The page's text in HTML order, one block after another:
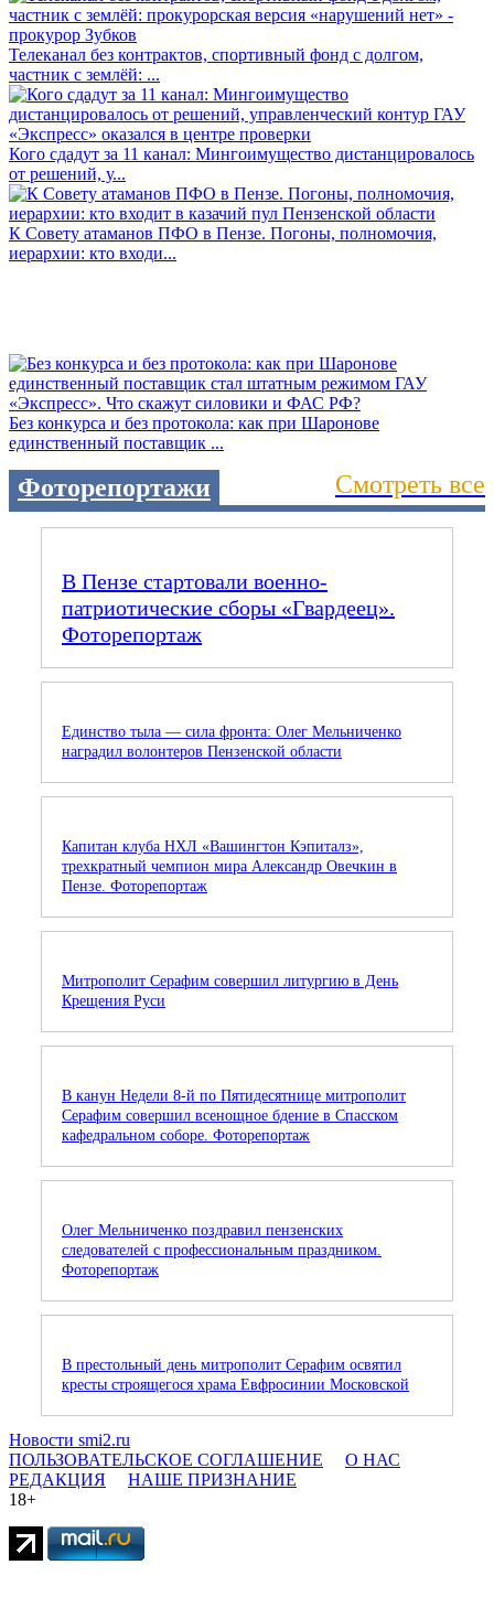
Телеканал без контрактов, спортивный фонд с долгом,
частник с землёй: ...
Кого сдадут за 11 канал: Мингоимущество дистанцировалось
от решений, у...
К Совету атаманов ПФО в Пензе. Погоны, полномочия,
иерархии: кто входи...
Без конкурса и без протокола: как при Шаронове
единственный поставщик ...
Фоторепортажи Смотреть все
В Пензе стартовали военно-
патриотические сборы «Гвардеец».
Фоторепортаж
Единство тыла — сила фронта: Олег Мельниченко
наградил волонтеров Пензенской области
Капитан клуба НХЛ «Вашингтон Кэпиталз»,
трехкратный чемпион мира Александр Овечкин в
Пензе. Фоторепортаж
Митрополит Серафим совершил литургию в День
Крещения Руси
В канун Недели 8-й по Пятидесятнице митрополит
Серафим совершил всенощное бдение в Спасском
кафедральном соборе. Фоторепортаж
Олег Мельниченко поздравил пензенских
следователей с профессиональным праздником.
Фоторепортаж
В престольный день митрополит Серафим освятил
кресты строящегося храма Евфросинии Московской
Новости smi2.ru
ПОЛЬЗОВАТЕЛЬСКОЕ СОГЛАШЕНИЕ
О НАС
РЕДАКЦИЯ
НАШЕ ПРИЗНАНИЕ
18+